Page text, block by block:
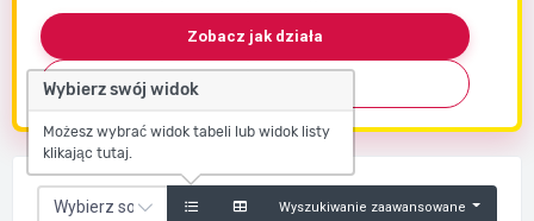
Zobacz jak działa
Wyszukiwanie zaawansowane
Wybierz swój widok
Możesz wybrać widok tabeli lub widok listy
klikając tutaj.